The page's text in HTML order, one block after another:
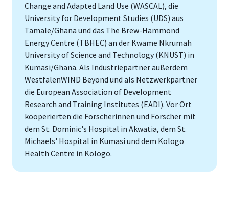
Change and Adapted Land Use (WASCAL), die
University for Development Studies (UDS) aus
Tamale/Ghana und das The Brew-Hammond
Energy Centre (TBHEC) an der Kwame Nkrumah
University of Science and Technology (KNUST) in
Kumasi/Ghana. Als Industriepartner außerdem
WestfalenWIND Beyond und als Netzwerkpartner
die European Association of Development
Research and Training Institutes (EADI). Vor Ort
kooperierten die Forscherinnen und Forscher mit
dem St. Dominic's Hospital in Akwatia, dem St.
Michaels' Hospital in Kumasi und dem Kologo
Health Centre in Kologo.